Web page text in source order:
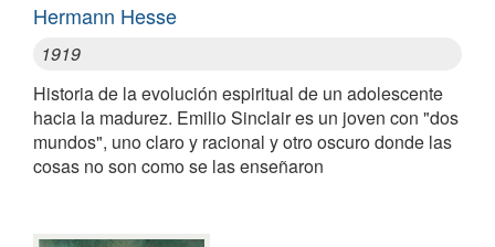
Hermann Hesse
1919
Historia de la evolución espiritual de un adolescente
hacia la madurez. Emilio Sinclair es un joven con "dos
mundos", uno claro y racional y otro oscuro donde las
cosas no son como se las enseñaron